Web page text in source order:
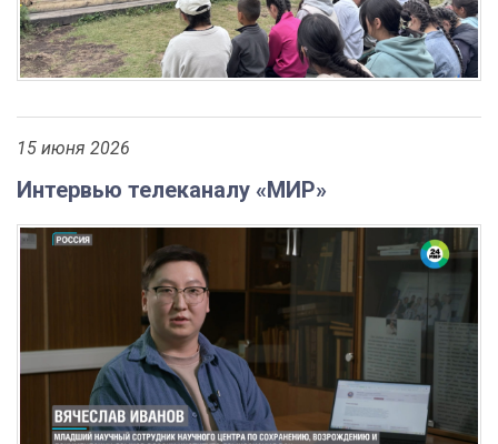
15 июня 2026
Интервью телеканалу «МИР»